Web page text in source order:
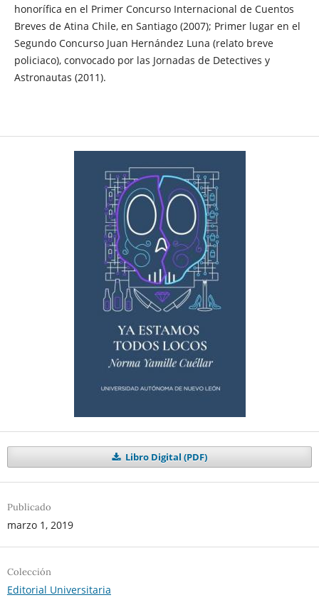
honorífica en el Primer Concurso Internacional de Cuentos
Breves de Atina Chile, en Santiago (2007); Primer lugar en el
Segundo Concurso Juan Hernández Luna (relato breve
policiaco), convocado por las Jornadas de Detectives y
Astronautas (2011).
Libro Digital (PDF)
Publicado
marzo 1, 2019
Colección
Editorial Universitaria